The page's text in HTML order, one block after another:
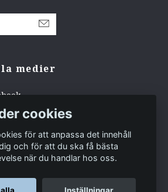
medier
cookies
för att anpassa det innehåll
och för att du ska få bästa
när du handlar hos oss.